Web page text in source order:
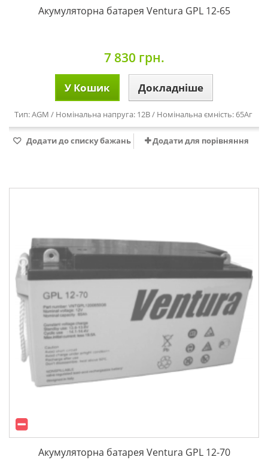
Акумуляторна батарея Ventura GPL 12-65
7 830 грн.
У Кошик Докладніше
Тип: AGM / Номінальна напруга: 12В / Номінальна ємність: 65Аг
Додати до списку бажань Додати для порівняння
Акумуляторна батарея Ventura GPL 12-70